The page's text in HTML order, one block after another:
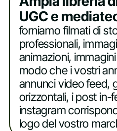
UGC e
forniamo filmati di
professionali,
animazioni,
modo che i vostri
annunci video feed,
orizzontali, i post in-
instagram
logo del vostro